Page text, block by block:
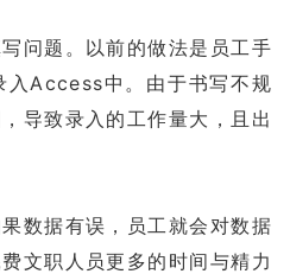
问题。以前的做法是员工手
入Access中。由于书写不规
导致录入的工作量大，且出
数据有误，员工就会对数据
文职人员更多的时间与精力